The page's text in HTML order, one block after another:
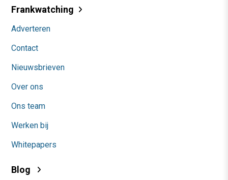
Frankwatching
Adverteren
Contact
Nieuwsbrieven
Over ons
Ons team
Werken bij
Whitepapers
Blog